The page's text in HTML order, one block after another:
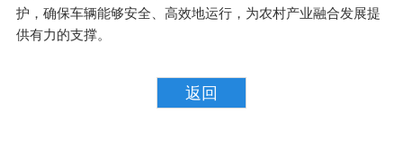
护，确保车辆能够安全、高效地运行，为农村产业融合发展提
供有力的支撑。
返回